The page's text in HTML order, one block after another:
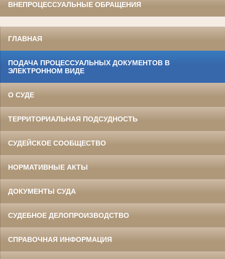
ВНЕПРОЦЕССУАЛЬНЫЕ ОБРАЩЕНИЯ
ГЛАВНАЯ
ПОДАЧА ПРОЦЕССУАЛЬНЫХ ДОКУМЕНТОВ В
ЭЛЕКТРОННОМ ВИДЕ
О СУДЕ
ТЕРРИТОРИАЛЬНАЯ ПОДСУДНОСТЬ
СУДЕЙСКОЕ СООБЩЕСТВО
НОРМАТИВНЫЕ АКТЫ
ДОКУМЕНТЫ СУДА
СУДЕБНОЕ ДЕЛОПРОИЗВОДСТВО
СПРАВОЧНАЯ ИНФОРМАЦИЯ